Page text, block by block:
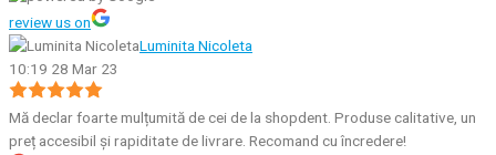
review us on
Luminita Nicoleta
10:19 28 Mar 23
Mă declar foarte mulțumită de cei de la shopdent. Produse calitative, un
preț accesibil și rapiditate de livrare. Recomand cu încredere!